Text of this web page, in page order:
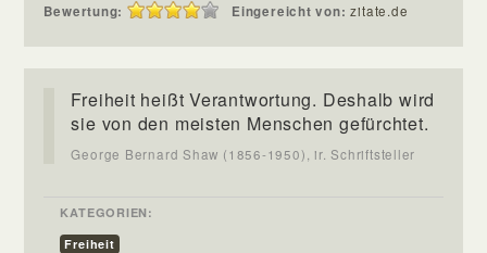
Bewertung: Eingereicht von:zitate.de
Freiheit heißt Verantwortung. Deshalb wird
sie von den meisten Menschen gefürchtet.
George Bernard Shaw (1856-1950), ir. Schriftsteller
KATEGORIEN:
Freiheit